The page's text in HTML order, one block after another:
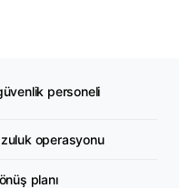
personeli
operasyonu
planı